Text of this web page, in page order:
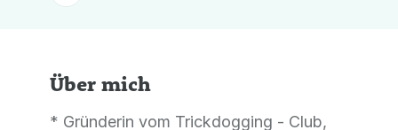
Über mich
* Gründerin vom Trickdogging - Club,